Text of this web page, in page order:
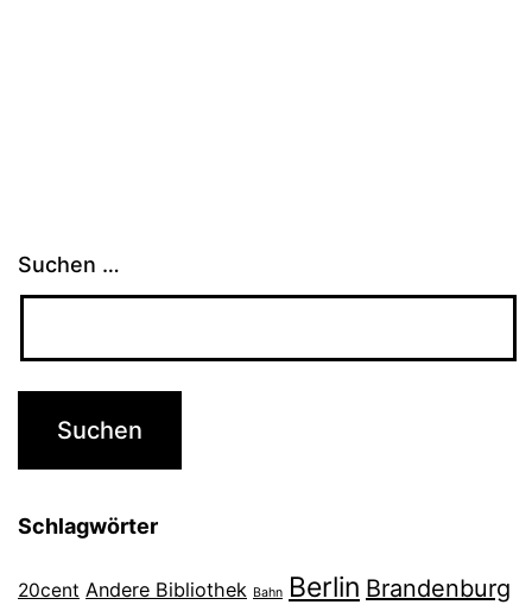
Suchen …
Schlagwörter
20cent Andere Bibliothek Bahn Berlin Brandenburg